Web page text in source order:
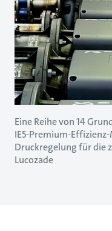
Eine Reihe von 14
IE5-Premium-
Druckregelung für die
Lucozade